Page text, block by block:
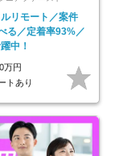
リモート／案件
る／定着率93%／
中！
万円
トあり